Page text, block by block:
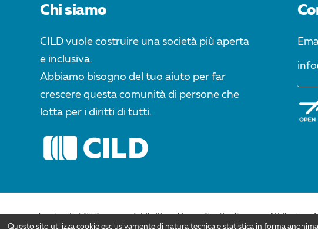
Chi siamo
CILD vuole costruire una società più aperta
e inclusiva.
Abbiamo bisogno del tuo aiuto per far
crescere questa comunità di persone che
lotta per i diritti di tutti.
I contenuti di CILD.org sono distribuiti con Licenza Creative Commons
Questo sito utilizza cookie esclusivamente di natura tecnica e statistica in forma